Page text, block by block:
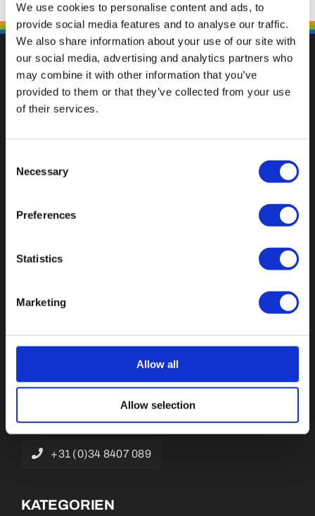
We use cookies to personalise content and ads, to
provide social media features and to analyse our traffic.
We also share information about your use of our site with
our social media, advertising and analytics partners who
may combine it with other information that you’ve
provided to them or that they’ve collected from your use
of their services.
Selection
Necessary
Preferences
Statistics
Marketing
Allow all
Allow selection
Fallen Sie mit einzigartigen
Botnische Golf 9a, 3446 CN Woerden,
Niederlande
+31 (0)34 8407 089
KATEGORIEN